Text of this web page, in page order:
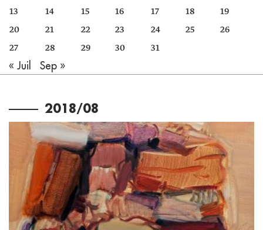
13
14 15 16 17 18
19
20
21 22 23 24 25
26
27
28 29 30 31
« Juil Sep »
2018/08